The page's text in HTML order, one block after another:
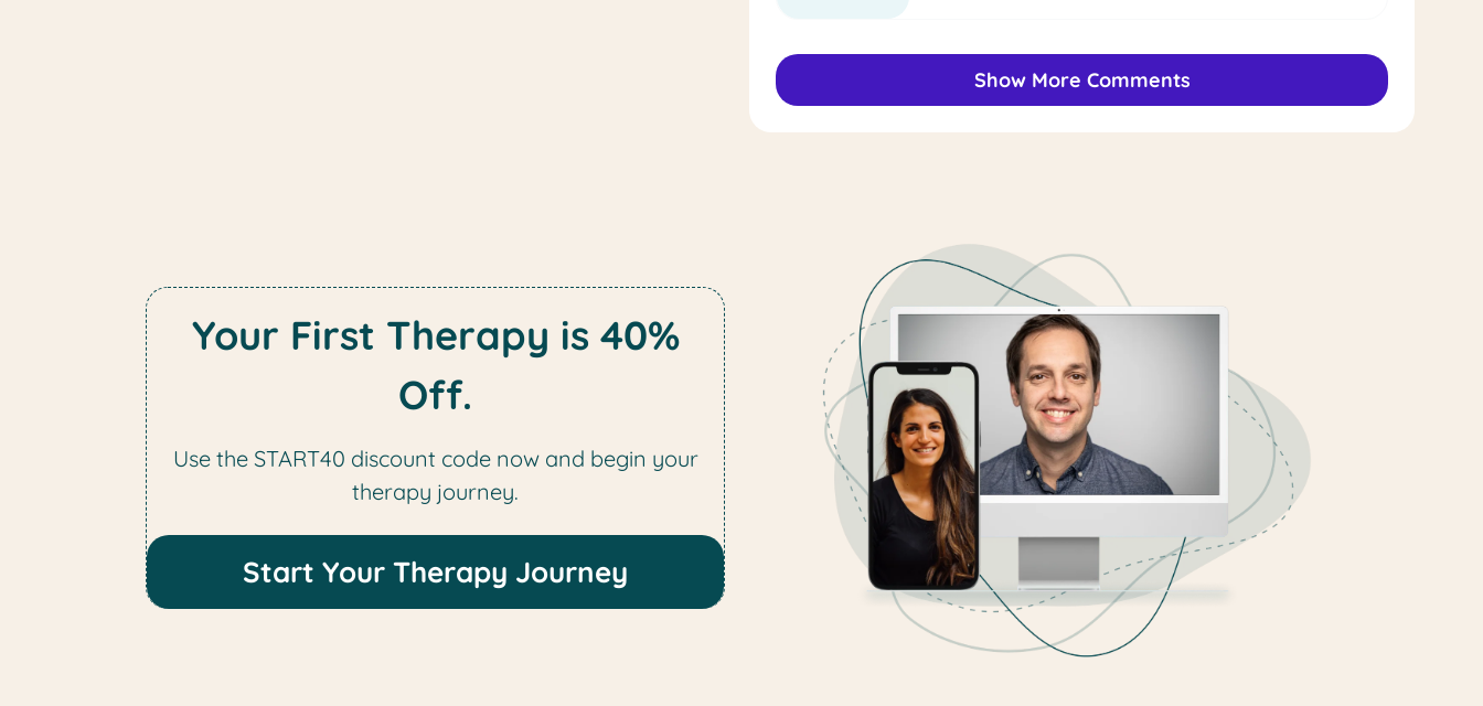
Show More Comments
Your First Therapy is 40%
Off.
Use the START40 discount code now and begin your
therapy journey.
Start Your Therapy Journey